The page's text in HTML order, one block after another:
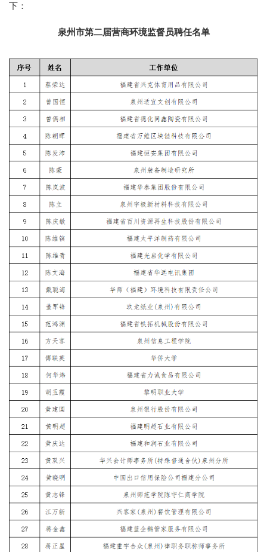
下：
泉州市第二届营商环境监督员聘任名单